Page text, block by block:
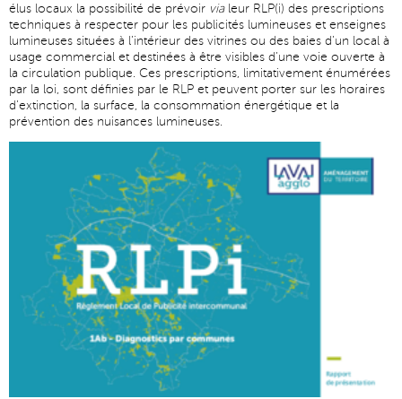
élus locaux la possibilité de prévoir via leur RLP(i) des prescriptions
techniques à respecter pour les publicités lumineuses et enseignes
lumineuses situées à l’intérieur des vitrines ou des baies d’un local à
usage commercial et destinées à être visibles d’une voie ouverte à
la circulation publique. Ces prescriptions, limitativement énumérées
par la loi, sont définies par le RLP et peuvent porter sur les horaires
d’extinction, la surface, la consommation énergétique et la
prévention des nuisances lumineuses.